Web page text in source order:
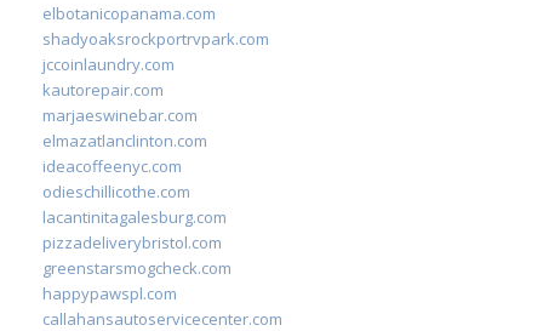
elbotanicopanama.com
shadyoaksrockportrvpark.com
jccoinlaundry.com
kautorepair.com
marjaeswinebar.com
elmazatlanclinton.com
ideacoffeenyc.com
odieschillicothe.com
lacantinitagalesburg.com
pizzadeliverybristol.com
greenstarsmogcheck.com
happypawspl.com
callahansautoservicecenter.com